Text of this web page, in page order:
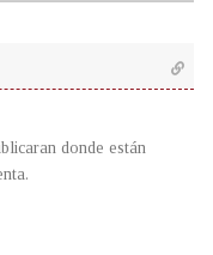
donde están